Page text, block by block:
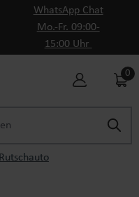
WhatsApp Chat
Mo.-Fr. 09:00-
15:00 Uhr
0
Rutschauto